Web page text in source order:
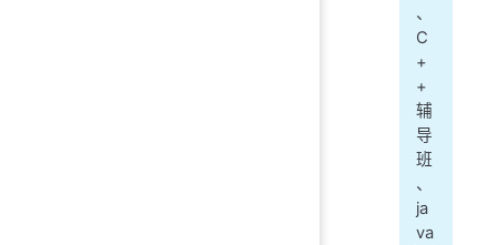
、
C
+
+
辅
导
班
、
ja
va